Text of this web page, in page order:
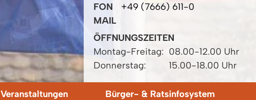
FON
+49 (7666) 611-0
MAIL
ÖFFNUNGSZEITEN
Montag-Freitag: 08.00-12.00 Uhr
Donnerstag:
15.00-18.00 Uhr
Veranstaltungen Bürger- & Ratsinfosystem